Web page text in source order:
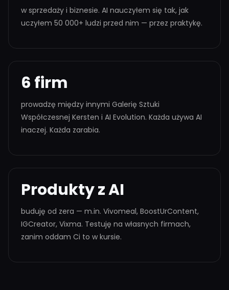
w sprzedaży i biznesie. AI nauczyłem się tak, jak
uczyłem 50 000+ ludzi przed nim — przez praktykę.
6 firm
prowadzę między innymi Galerię Sztuki
Współczesnej Kersten i AI Evolution. Każda używa AI
inaczej. Każda zarabia.
Produkty z AI
buduję od zera — m.in. Vivomeal, BoostUrContent,
IGCreator, Vixma. Testuję na własnych firmach,
zanim oddam Ci to w kursie.